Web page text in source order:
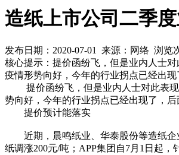
造纸上市公司二季
发布日期：2020-07-01 来源：网络 浏览
核心提示：提价函纷飞，但是业内人士
疫情形势向好，今年的行业拐点已经出
提价函纷飞，但是业内人士对此表现
势向好，今年的行业拐点已经出现了，后
提价预计能落实
近期，晨鸣纸业、华泰股份等造纸企业
纸调涨200元/吨；APP集团自7月1日起